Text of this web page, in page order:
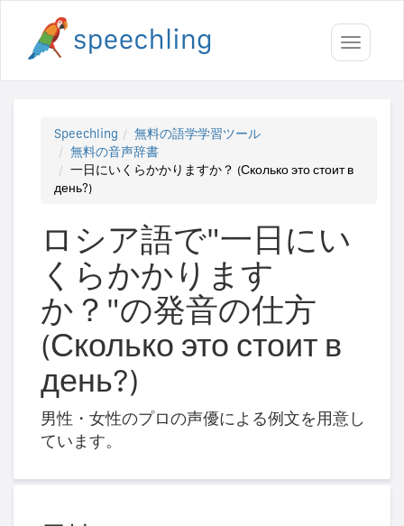
Toggle
Speechling
無料の語学学習ツール
無料の音声辞書
一日にいくらかかりますか？ (Сколько это стоит в
день?)
ロシア語で"一日にい
くらかかります
か？"の発音の仕方
(Сколько это стоит в
день?)
男性・女性のプロの声優による例文を用意し
ています。